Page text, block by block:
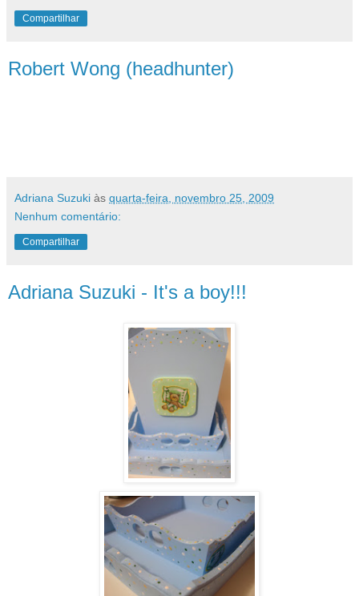
Compartilhar
Robert Wong (headhunter)
Adriana Suzuki às quarta-feira, novembro 25, 2009
Nenhum comentário:
Compartilhar
Adriana Suzuki - It's a boy!!!